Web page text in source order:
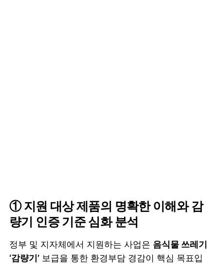
① 지원 대상 제품의 명확한 이해와 감
량기 인증 기준 심화 분석
정부 및 지자체에서 지원하는 사업은 음식물 쓰레기
‘감량기’ 보급을 통한 환경부담 경감이 핵심 목표입